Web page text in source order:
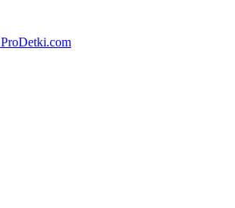
ProDetki.com